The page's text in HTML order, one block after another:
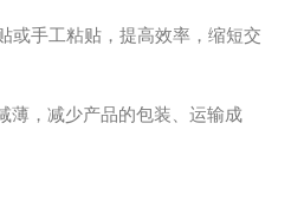
或手工粘贴，提高效率，缩短交
薄，减少产品的包装、运输成